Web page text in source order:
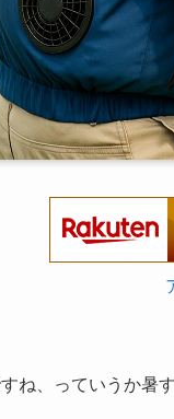
ね、っていうか暑す